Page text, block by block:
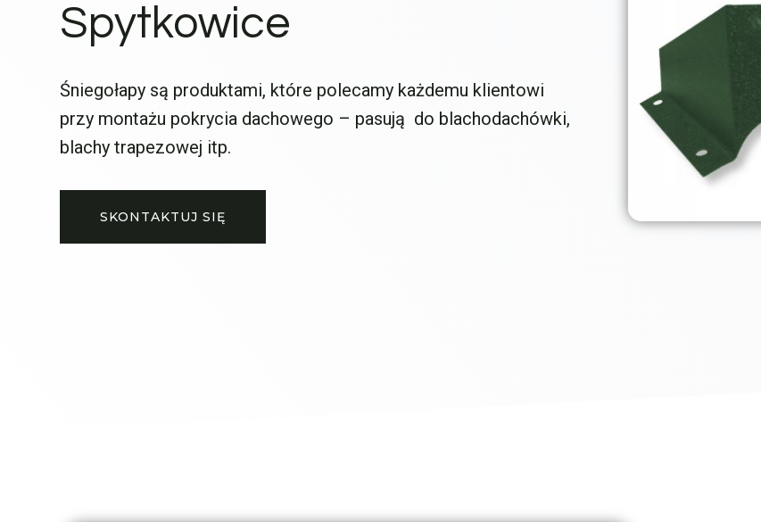
Spytkowice
Śniegołapy są produktami, które polecamy każdemu klientowi
przy montażu pokrycia dachowego – pasują do blachodachówki,
blachy trapezowej itp.
SKONTAKTUJ SIĘ